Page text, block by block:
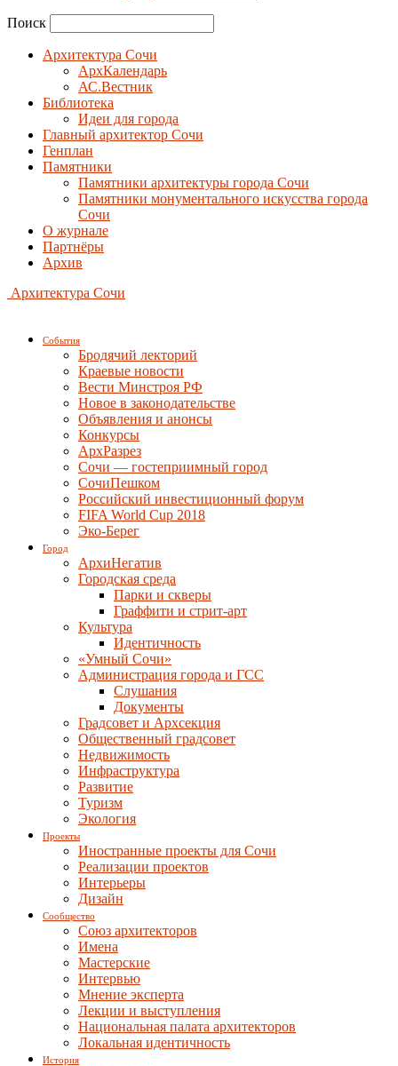
Поиск
Архитектура Сочи
АрхКалендарь
АС.Вестник
Библиотека
Идеи для города
Главный архитектор Сочи
Генплан
Памятники
Памятники архитектуры города Сочи
Памятники монументального искусства города
Сочи
О журнале
Партнёры
Архив
Архитектура Сочи
События
Бродячий лекторий
Краевые новости
Вести Минстроя РФ
Новое в законодательстве
Объявления и анонсы
Конкурсы
АрхРазрез
Сочи — гостеприимный город
СочиПешком
Российский инвестиционный форум
FIFA World Cup 2018
Эко-Берег
Город
АрхиНегатив
Городская среда
Парки и скверы
Граффити и стрит-арт
Культура
Идентичность
«Умный Сочи»
Администрация города и ГСС
Слушания
Документы
Градсовет и Архсекция
Общественный градсовет
Недвижимость
Инфраструктура
Развитие
Туризм
Экология
Проекты
Иностранные проекты для Сочи
Реализации проектов
Интерьеры
Дизайн
Сообщество
Союз архитекторов
Имена
Мастерские
Интервью
Мнение эксперта
Лекции и выступления
Национальная палата архитекторов
Локальная идентичность
История